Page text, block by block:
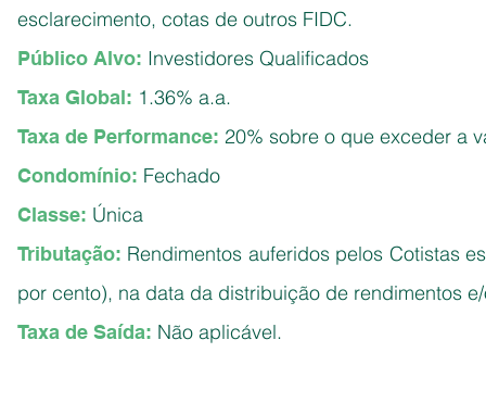
esclarecimento, cotas de outros FIDC.
Público Alvo: Investidores Qualificados
Taxa Global: 1.36% a.a.
Taxa de Performance: 20% sobre o que exceder a
Condomínio: Fechado
Classe: Única
Tributação: Rendimentos auferidos pelos Cotistas
por cento), na data da distribuição de rendimentos
Taxa de Saída: Não aplicável.